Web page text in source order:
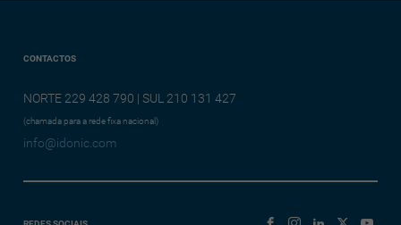
CONTACTOS
NORTE 229 428 790 | SUL 210 131 427
(chamada para a rede fixa nacional)
info@idonic.com